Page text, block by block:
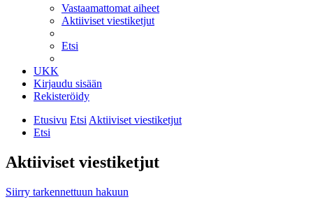
Vastaamattomat aiheet
Aktiiviset viestiketjut
Etsi
UKK
Kirjaudu sisään
Rekisteröidy
Etusivu EtsiAktiiviset viestiketjut
Etsi
Aktiiviset viestiketjut
Siirry tarkennettuun hakuun